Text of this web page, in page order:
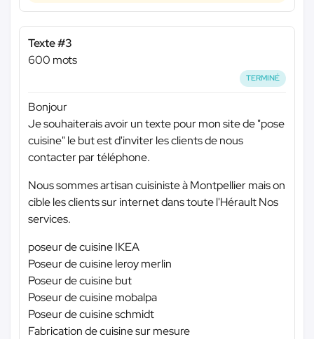
Texte #3
600 mots
TERMINÉ
Bonjour
Je souhaiterais avoir un texte pour mon site de "pose
cuisine" le but est d'inviter les clients de nous
contacter par téléphone.
Nous sommes artisan cuisiniste à Montpellier mais on
cible les clients sur internet dans toute l'Hérault Nos
services.
poseur de cuisine IKEA
Poseur de cuisine leroy merlin
Poseur de cuisine but
Poseur de cuisine mobalpa
Poseur de cuisine schmidt
Fabrication de cuisine sur mesure